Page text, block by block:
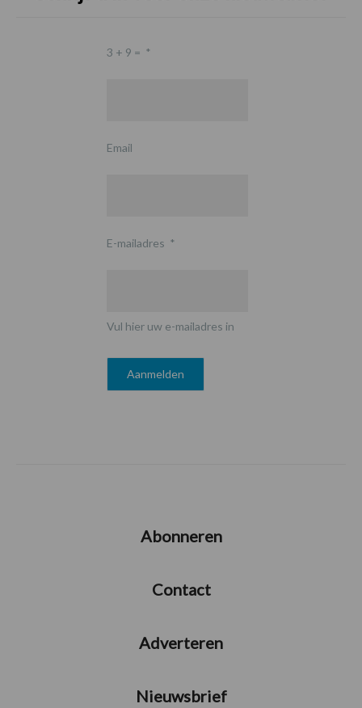
3 + 9 = *
Email
E-mailadres *
Vul hier uw e-mailadres in
Abonneren
Contact
Adverteren
Nieuwsbrief